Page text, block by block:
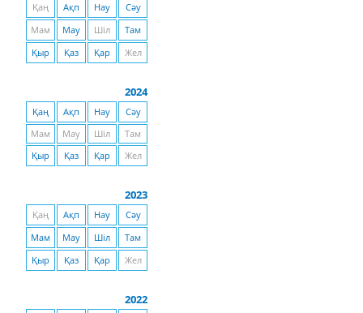
Қаң Ақп Нау
Сәу
Мам
Мау Шіл
Там
Қыр
Қаз Қар Жел
2024
Қаң Ақп Нау
Сәу
Мам
Мау Шіл
Там
Қыр
Қаз Қар Жел
2023
Қаң Ақп Нау
Сәу
Мам
Мау Шіл
Там
Қыр
Қаз Қар Жел
2022